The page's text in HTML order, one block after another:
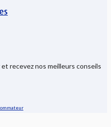
recevez nos meilleurs conseils